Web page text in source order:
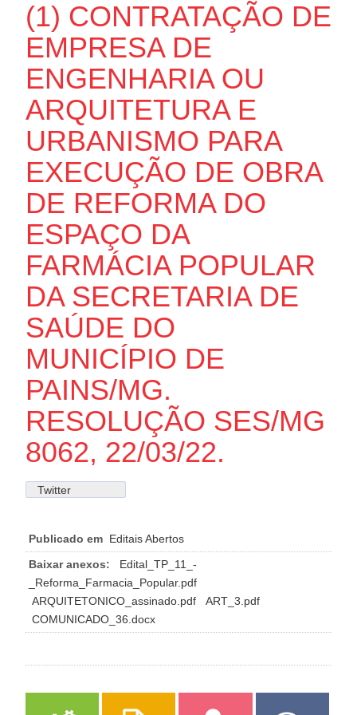
(1) CONTRATAÇÃO DE
EMPRESA DE
ENGENHARIA OU
ARQUITETURA E
URBANISMO PARA
EXECUÇÃO DE OBRA
DE REFORMA DO
ESPAÇO DA
FARMÁCIA POPULAR
DA SECRETARIA DE
SAÚDE DO
MUNICÍPIO DE
PAINS/MG.
RESOLUÇÃO SES/MG
8062, 22/03/22.
Twitter
Publicado em Editais Abertos
Baixar anexos:
Edital_TP_11_-
_Reforma_Farmacia_Popular.pdf
ARQUITETONICO_assinado.pdf
ART_3.pdf
COMUNICADO_36.docx